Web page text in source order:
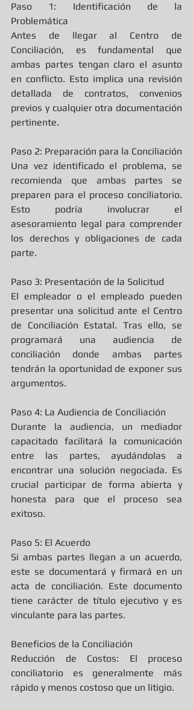
Paso 1: Identificación de la
Problemática
Antes de llegar al Centro de
Conciliación, es fundamental que
ambas partes tengan claro el asunto
en conflicto. Esto implica una revisión
detallada de contratos, convenios
previos y cualquier otra documentación
pertinente.
Paso 2: Preparación para la Conciliación
Una vez identificado el problema, se
recomienda que ambas partes se
preparen para el proceso conciliatorio.
Esto podría involucrar el
asesoramiento legal para comprender
los derechos y obligaciones de cada
parte.
Paso 3: Presentación de la Solicitud
El empleador o el empleado pueden
presentar una solicitud ante el Centro
de Conciliación Estatal. Tras ello, se
programará una audiencia de
conciliación donde ambas partes
tendrán la oportunidad de exponer sus
argumentos.
Paso 4: La Audiencia de Conciliación
Durante la audiencia, un mediador
capacitado facilitará la comunicación
entre las partes, ayudándolas a
encontrar una solución negociada. Es
crucial participar de forma abierta y
honesta para que el proceso sea
exitoso.
Paso 5: El Acuerdo
Si ambas partes llegan a un acuerdo,
este se documentará y firmará en un
acta de conciliación. Este documento
tiene carácter de título ejecutivo y es
vinculante para las partes.
Beneficios de la Conciliación
Reducción de Costos: El proceso
conciliatorio es generalmente más
rápido y menos costoso que un litigio.